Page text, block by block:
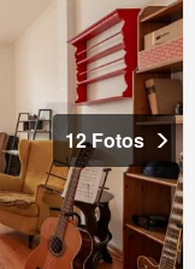
12 Fotos